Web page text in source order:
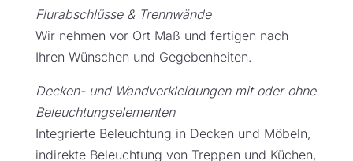
Flurabschlüsse & Trennwände
Wir nehmen vor Ort Maß und fertigen nach
Ihren Wünschen und Gegebenheiten.
Decken- und Wandverkleidungen mit oder ohne
Beleuchtungselementen
Integrierte Beleuchtung in Decken und Möbeln,
indirekte Beleuchtung von Treppen und Küchen,